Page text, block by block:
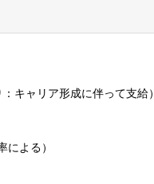
キャリア形成に伴って支給）
よる）